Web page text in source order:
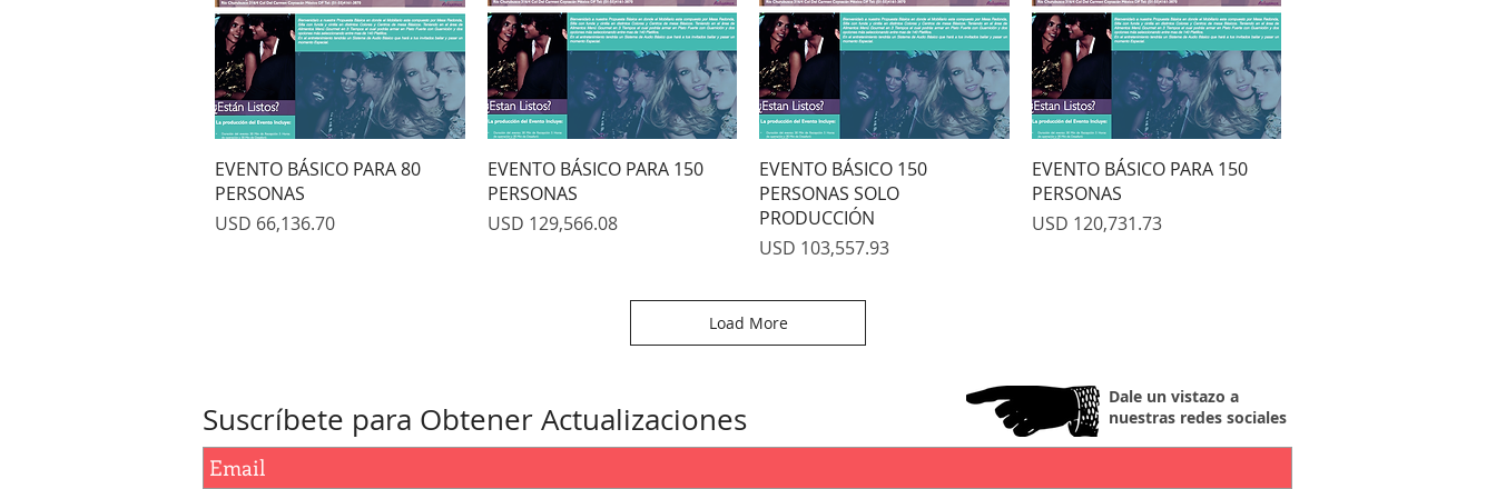
Quick View
EVENTO BÁSICO PARA 80
PERSONAS
Price
USD 66,136.70
Quick View
EVENTO BÁSICO PARA 150
PERSONAS
Price
USD 129,566.08
Quick View
EVENTO BÁSICO 150
PERSONAS SOLO
PRODUCCIÓN
Price
USD 103,557.93
Quick View
EVENTO BÁSICO PARA 150
PERSONAS
Price
USD 120,731.73
Load More
Dale un vistazo a
nuestras redes sociales
Suscríbete para Obtener Actualizaciones